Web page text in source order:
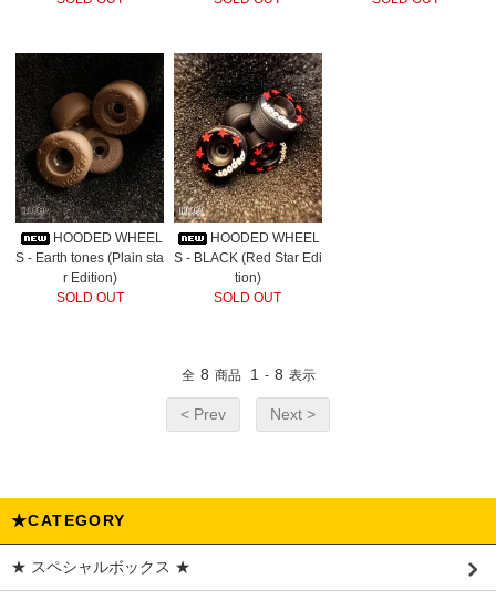
HOODED WHEEL
S - Earth tones (Plain sta
r Edition)
SOLD OUT
HOODED WHEEL
S - BLACK (Red Star Edi
tion)
SOLD OUT
全 8 商品 1 - 8 表示
< Prev Next >
★CATEGORY
★ スペシャルボックス ★